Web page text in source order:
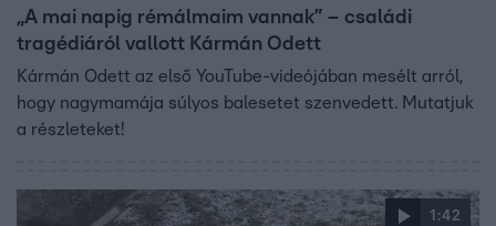
„A mai napig rémálmaim vannak” – családi
tragédiáról vallott Kármán Odett
Kármán Odett az első YouTube-videójában mesélt arról,
hogy nagymamája súlyos balesetet szenvedett. Mutatjuk
a részleteket!
1:42